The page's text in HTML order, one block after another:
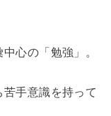
心の「勉強」。
手意識を持って